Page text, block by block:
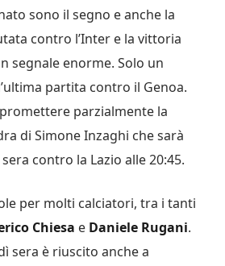
sono il segno e anche la
contro l’Inter e la vittoria
segnale enorme. Solo un
partita contro il Genoa.
parzialmente la
di Simone Inzaghi che sarà
contro la Lazio alle 20:45.
per molti calciatori, tra i tanti
Chiesa e Daniele Rugani.
sera è riuscito anche a